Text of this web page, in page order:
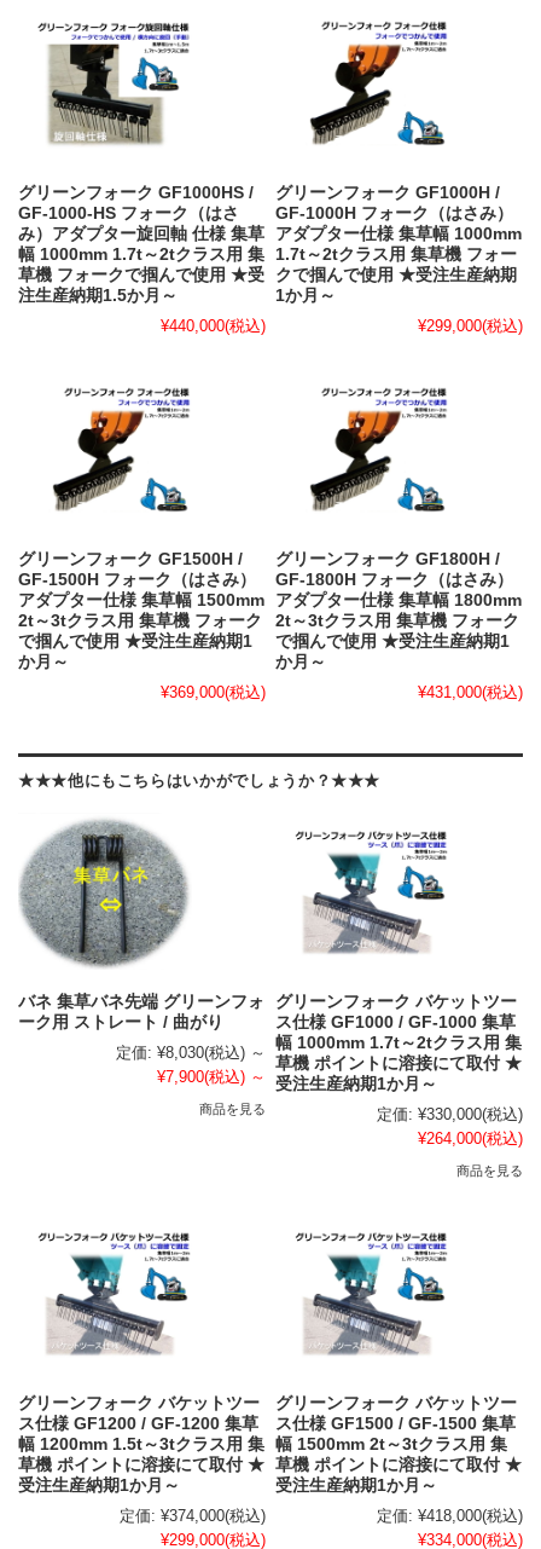
グリーンフォーク GF1000HS /
GF-1000-HS フォーク（はさ
み）アダプター旋回軸 仕様 集草
幅 1000mm 1.7t～2tクラス用 集
草機 フォークで掴んで使用 ★受
注生産納期1.5か月～
¥440,000(税込)
グリーンフォーク GF1000H /
GF-1000H フォーク（はさみ）
アダプター仕様 集草幅 1000mm
1.7t～2tクラス用 集草機 フォー
クで掴んで使用 ★受注生産納期
1か月～
¥299,000(税込)
グリーンフォーク GF1500H /
GF-1500H フォーク（はさみ）
アダプター仕様 集草幅 1500mm
2t～3tクラス用 集草機 フォーク
で掴んで使用 ★受注生産納期1
か月～
¥369,000(税込)
グリーンフォーク GF1800H /
GF-1800H フォーク（はさみ）
アダプター仕様 集草幅 1800mm
2t～3tクラス用 集草機 フォーク
で掴んで使用 ★受注生産納期1
か月～
¥431,000(税込)
★★★他にもこちらはいかがでしょうか？★★★
バネ 集草バネ先端 グリーンフォ
ーク用 ストレート / 曲がり
定価: ¥8,030(税込) ～
¥7,900(税込) ～
商品を見る
グリーンフォーク バケットツー
ス仕様 GF1000 / GF-1000 集草
幅 1000mm 1.7t～2tクラス用 集
草機 ポイントに溶接にて取付 ★
受注生産納期1か月～
定価: ¥330,000(税込)
¥264,000(税込)
商品を見る
グリーンフォーク バケットツー
ス仕様 GF1200 / GF-1200 集草
幅 1200mm 1.5t～3tクラス用 集
草機 ポイントに溶接にて取付 ★
受注生産納期1か月～
定価: ¥374,000(税込)
¥299,000(税込)
グリーンフォーク バケットツー
ス仕様 GF1500 / GF-1500 集草
幅 1500mm 2t～3tクラス用 集
草機 ポイントに溶接にて取付 ★
受注生産納期1か月～
定価: ¥418,000(税込)
¥334,000(税込)